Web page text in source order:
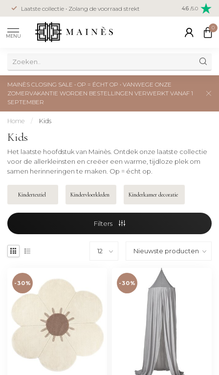
Laatste collectie • Zolang de voorraad strekt Veilig
creditcard
4.6 /5.0
MENU
0
MAINÈS CLOSING SALE • OP = ÉCHT OP • VANWEGE ONZE
ZOMERVAKANTIE WORDEN BESTELLINGEN VERWERKT VANAF 1
SEPTEMBER
Home / Kids
Kids
Het laatste hoofdstuk van Mainès. Ontdek onze laatste collectie
voor de allerkleinsten en creëer een warme, tijdloze plek om
samen herinneringen te maken. Op = écht op.
Kindertextiel Kindervloerkleden Kinderkamer decoratie
Filters
-30% -30%